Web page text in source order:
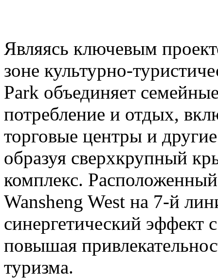
Являясь ключевым
зоне культурно-
Park объединяет
потребление и отдых,
торговые центры и
образуя сверхкрупный
комплекс.
Wansheng West на 7-й
синергетический эффект
повышая
туризма.